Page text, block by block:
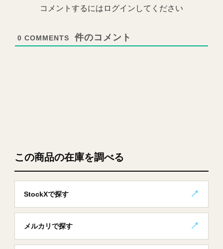
この商品の在庫を調べる
StockXで探す
メルカリで探す
コメントするにはログインしてください
0 COMMENTS